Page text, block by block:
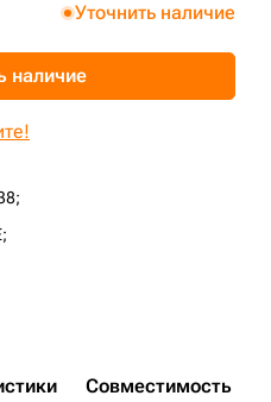
Уточнить наличие
наличие
Совместимость